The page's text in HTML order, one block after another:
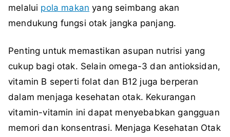
melalui pola makan yang seimbang akan
mendukung fungsi otak jangka panjang.
Penting untuk memastikan asupan nutrisi yang
cukup bagi otak. Selain omega-3 dan antioksidan,
vitamin B seperti folat dan B12 juga berperan
dalam menjaga kesehatan otak. Kekurangan
vitamin-vitamin ini dapat menyebabkan gangguan
memori dan konsentrasi. Menjaga Kesehatan Otak